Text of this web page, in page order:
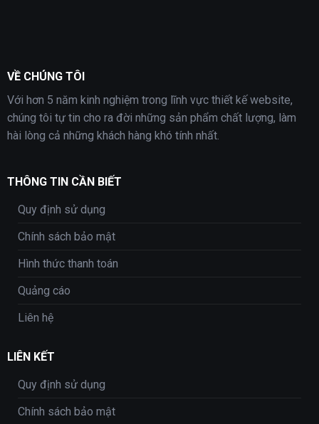
VỀ CHÚNG TÔI
Với hơn 5 năm kinh nghiệm trong lĩnh vực thiết kế website,
chúng tôi tự tin cho ra đời những sản phẩm chất lượng, làm
hài lòng cả những khách hàng khó tính nhất.
THÔNG TIN CẦN BIẾT
Quy định sử dụng
Chính sách bảo mật
Hình thức thanh toán
Quảng cáo
Liên hệ
LIÊN KẾT
Quy định sử dụng
Chính sách bảo mật